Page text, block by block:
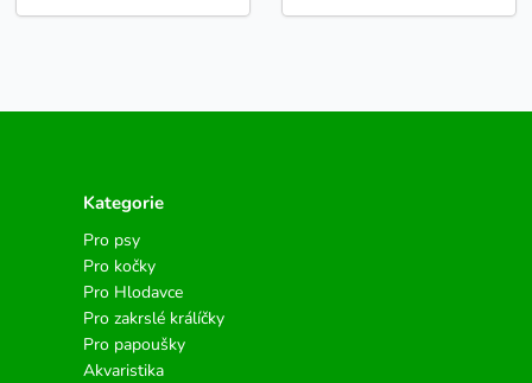
Kategorie
Pro psy
Pro kočky
Pro Hlodavce
Pro zakrslé králíčky
Pro papoušky
Akvaristika